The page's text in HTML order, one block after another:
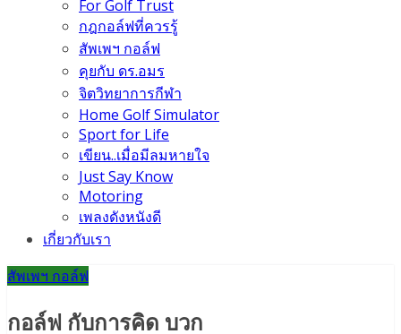
For Golf Trust
กฎกอล์ฟที่ควรรู้
สัพเพฯ กอล์ฟ
คุยกับ ดร.อมร
จิตวิทยาการกีฬา
Home Golf Simulator
Sport for Life
เขียน..เมื่อมีลมหายใจ
Just Say Know
Motoring
เพลงดังหนังดี
เกี่ยวกับเรา
สัพเพฯ กอล์ฟ
กอล์ฟ กับการคิด บวก